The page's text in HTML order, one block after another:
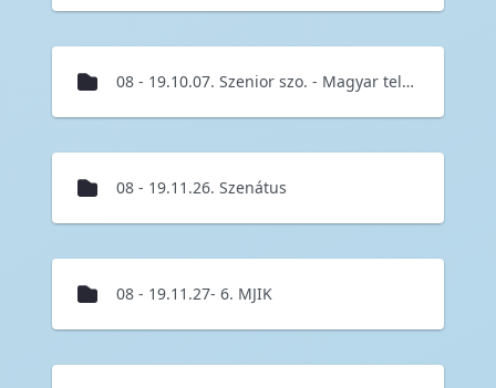
08 - 19.10.07. Szenior szo. - Magyar televíziós szakemberek a háborús Mozambikban c. előadás
08 - 19.11.26. Szenátus
08 - 19.11.27- 6. MJIK